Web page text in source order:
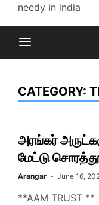
needy in india
CATEGORY:
அரங்கர்
மேட்டு
Arangar June 16,
**AAM TRUST **